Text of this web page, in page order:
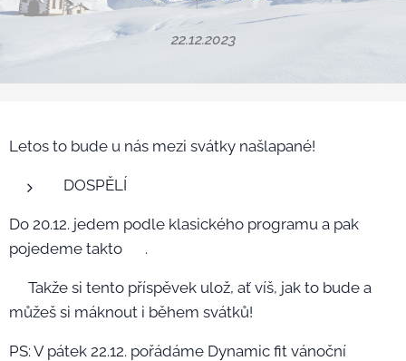
22.12.2023
Letos to bude u nás mezi svátky našlapané! 🤩
DOSPĚLÍ💪🏼
Do 20.12. jedem podle klasického programu a pak
pojedeme takto 👆🏼.
✔️Takže si tento příspěvek ulož, ať víš, jak to bude a
můžeš si máknout i během svátků!
PS: V pátek 22.12. pořádáme Dynamic fit vánoční